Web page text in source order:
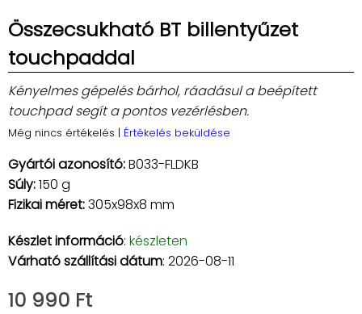
Összecsukható BT billentyűzet
touchpaddal
Kényelmes gépelés bárhol, ráadásul a beépített
touchpad segít a pontos vezérlésben.
Még nincs értékelés | Értékelés beküldése
Gyártói azonosító:B033-FLDKB
Súly:150 g
Fizikai méret:305x98x8 mm
Készlet információ: készleten
Várható szállítási dátum: 2026-08-11
10 990 Ft